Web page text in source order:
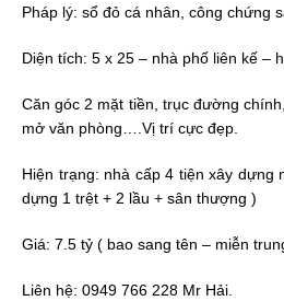
Pháp lý: sổ đỏ cá nhân, công chứng
Diện tích: 5 x 25 – nhà phố liên kế –
Căn góc 2 mặt tiền, trục đường
mở văn phòng….Vị trí cực đẹp.
Hiện trạng: nhà cấp 4 tiện xây dựng
dựng 1 trệt + 2 lầu + sân thượng )
Giá: 7.5 tỷ ( bao sang tên – miễn
Liên hệ: 0949 766 228 Mr Hải.